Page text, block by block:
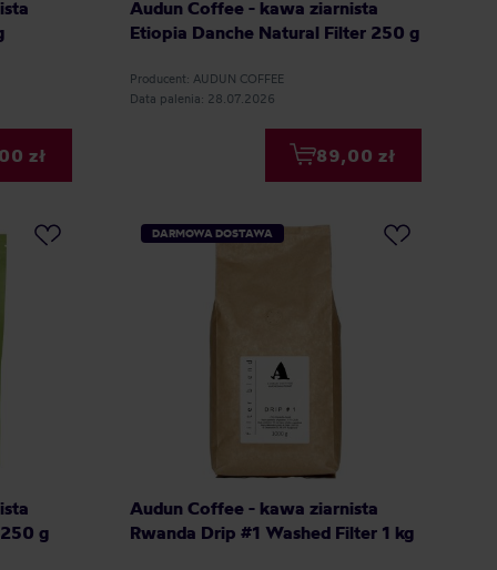
zł
Audun Coffee - kawa ziarnista
Etiopia Danche Natural Filter 250 g
Producent: AUDUN COFFEE
Data palenia: 28.07.2026
89,00 zł
g
DARMOWA DOSTAWA
Audun Coffee - kawa ziarnista
Rwanda Drip #1 Washed Filter 1 kg